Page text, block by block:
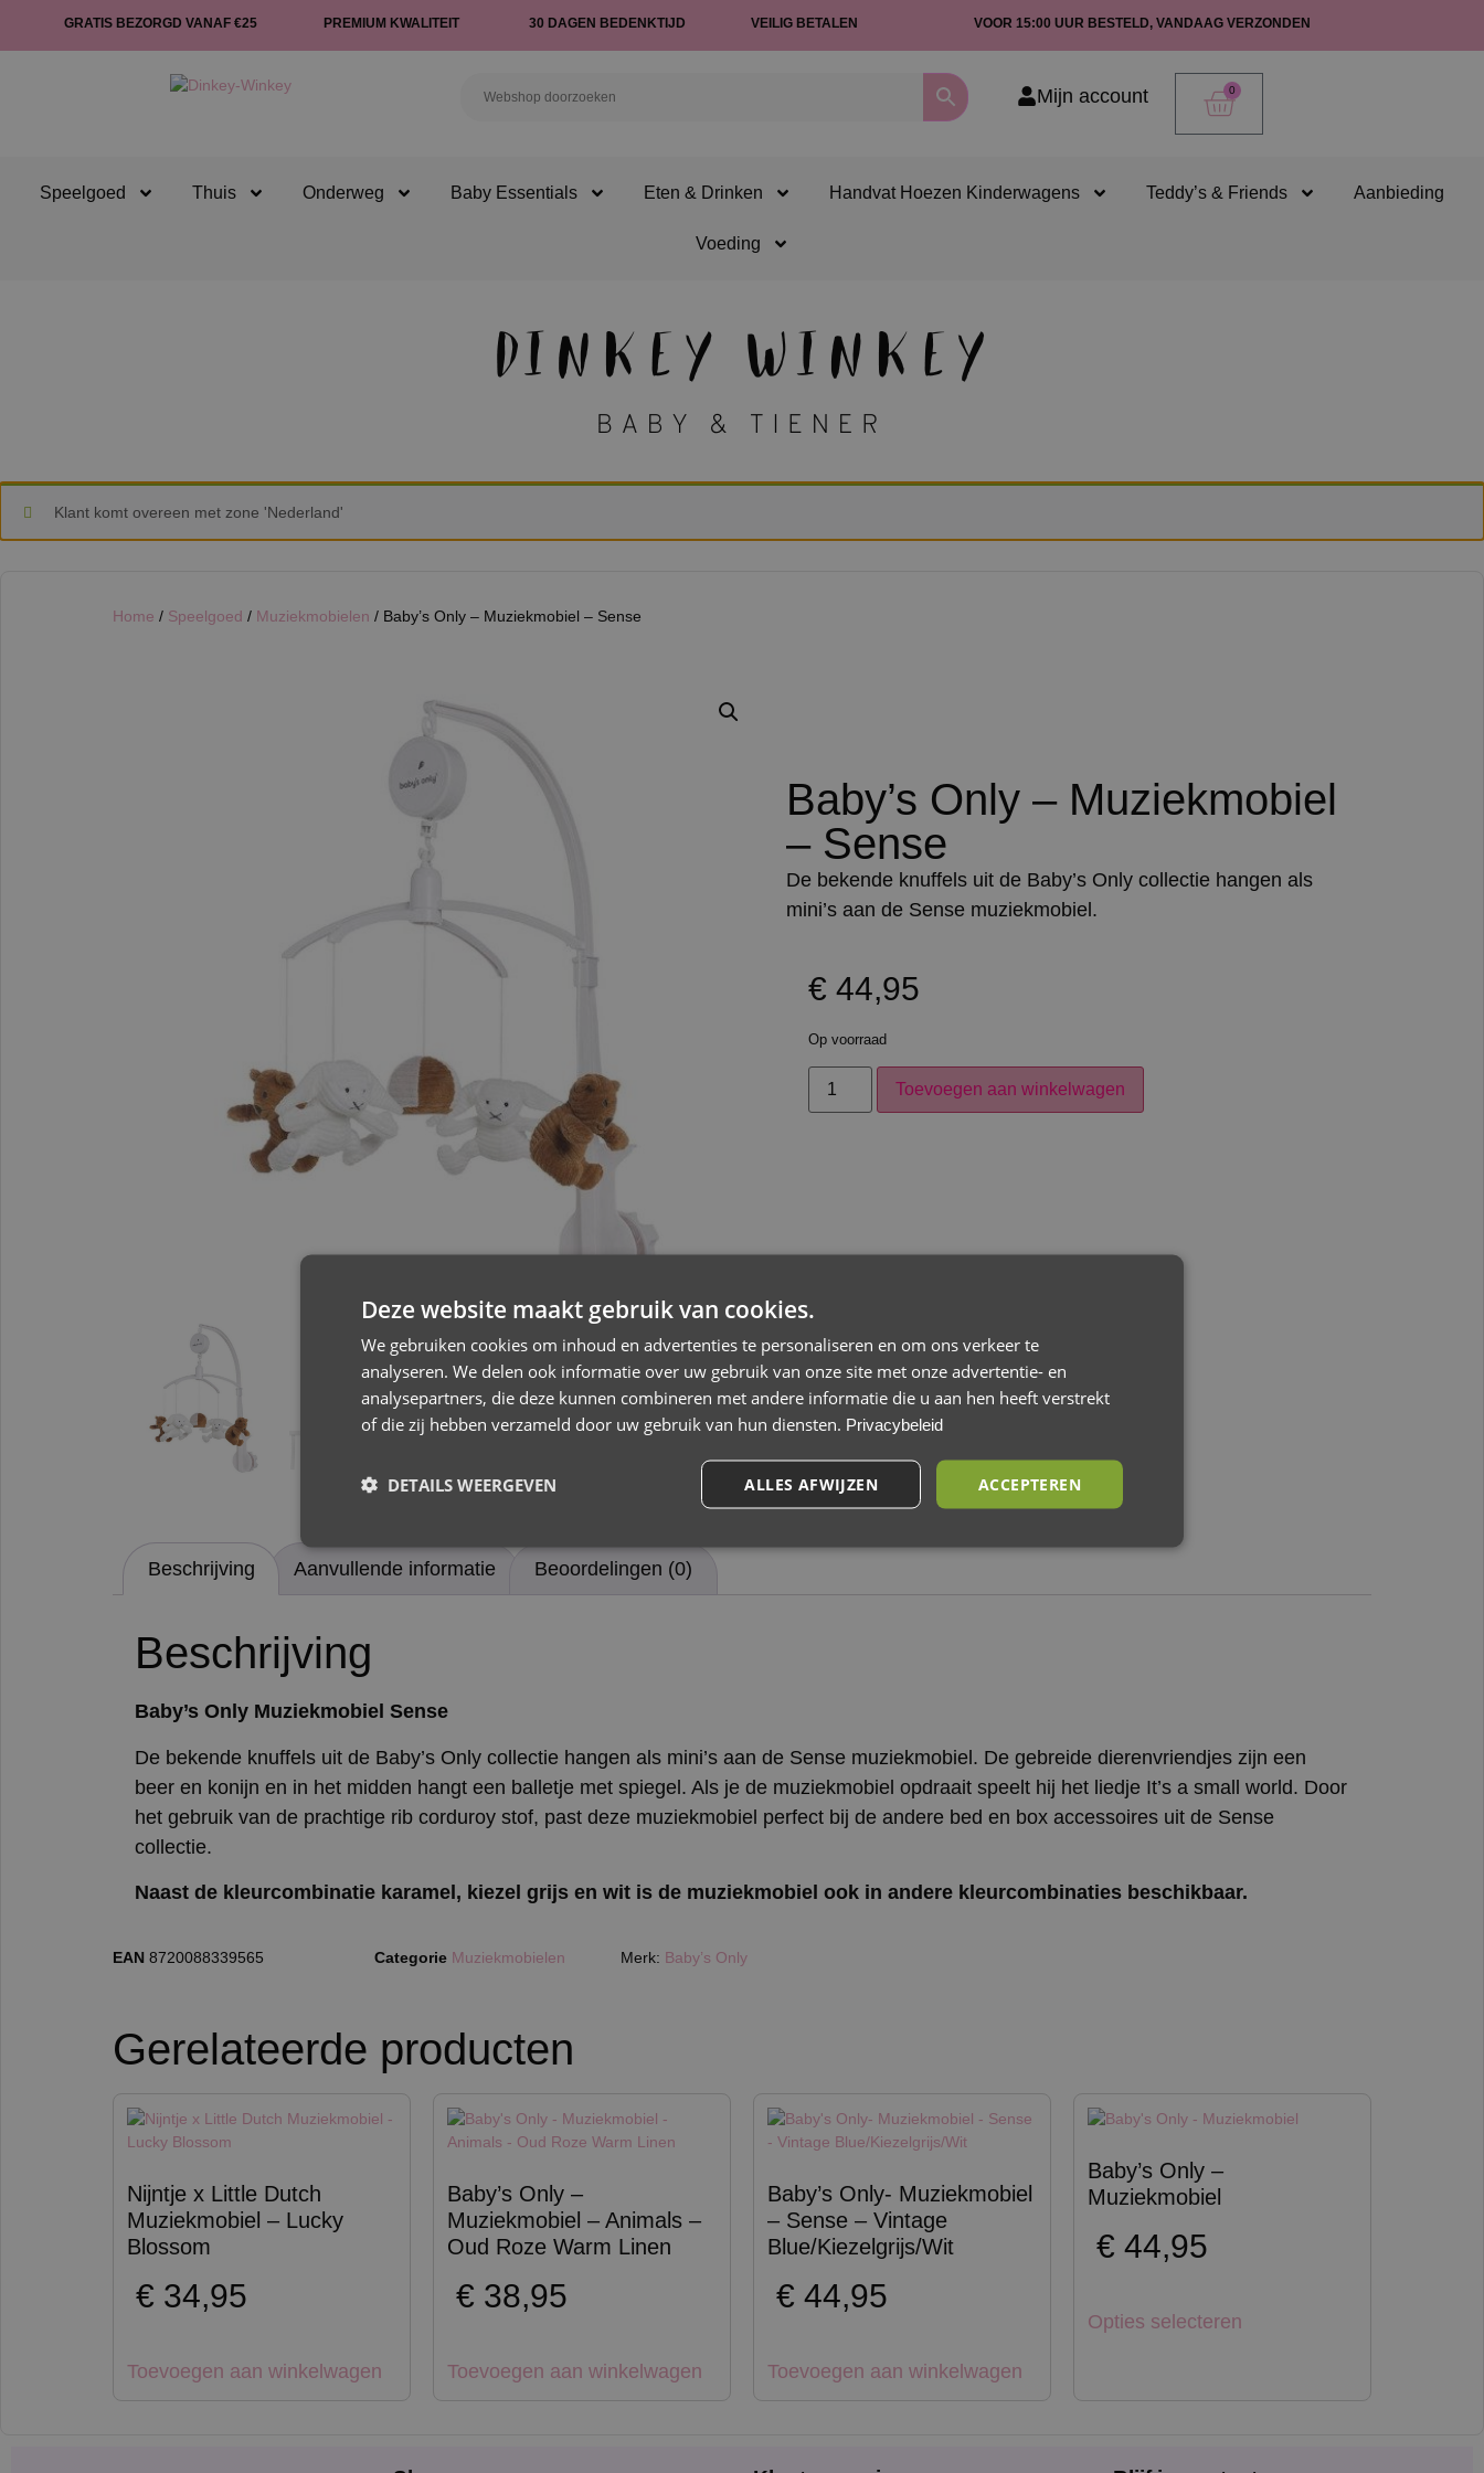
GRATIS BEZORGD VANAF €25 PREMIUM KWALITEIT 30 DAGEN BEDENKTIJD VEILIG BETALEN VOOR 15:00 UUR BESTELD, VANDAAG VERZONDEN
Mijn account 0
Speelgoed Thuis Onderweg Baby Essentials Eten & Drinken Handvat Hoezen Kinderwagens Teddy’s & Friends Aanbieding
Voeding
Klant komt overeen met zone 'Nederland'
Home / Speelgoed / Muziekmobielen / Baby’s Only – Muziekmobiel – Sense
Baby’s Only – Muziekmobiel
– Sense
De bekende knuffels uit de Baby’s Only collectie hangen als
mini’s aan de Sense muziekmobiel.
€ 44,95
Op voorraad
Toevoegen aan winkelwagen
Beschrijving Aanvullende informatie Beoordelingen (0)
Beschrijving
Baby’s Only Muziekmobiel Sense
De bekende knuffels uit de Baby’s Only collectie hangen als mini’s aan de Sense muziekmobiel. De gebreide dierenvriendjes zijn een
beer en konijn en in het midden hangt een balletje met spiegel. Als je de muziekmobiel opdraait speelt hij het liedje It’s a small world. Door
het gebruik van de prachtige rib corduroy stof, past deze muziekmobiel perfect bij de andere bed en box accessoires uit de Sense
collectie.
Naast de kleurcombinatie karamel, kiezel grijs en wit is de muziekmobiel ook in andere kleurcombinaties beschikbaar.
EAN 8720088339565 Categorie Muziekmobielen Merk: Baby’s Only
Gerelateerde producten
Nijntje x Little Dutch
Muziekmobiel – Lucky
Blossom
€ 34,95
Toevoegen aan winkelwagen
Baby’s Only –
Muziekmobiel – Animals –
Oud Roze Warm Linen
€ 38,95
Toevoegen aan winkelwagen
Baby’s Only- Muziekmobiel
– Sense – Vintage
Blue/Kiezelgrijs/Wit
€ 44,95
Toevoegen aan winkelwagen
Baby’s Only –
Muziekmobiel
€ 44,95
Opties selecteren
Deze website maakt gebruik van cookies.
We gebruiken cookies om inhoud en advertenties te personaliseren en om ons verkeer te
analyseren. We delen ook informatie over uw gebruik van onze site met onze advertentie- en
analysepartners, die deze kunnen combineren met andere informatie die u aan hen heeft verstrekt
of die zij hebben verzameld door uw gebruik van hun diensten. Privacybeleid
ACCEPTEREN
ALLES AFWIJZEN
DETAILS WEERGEVEN